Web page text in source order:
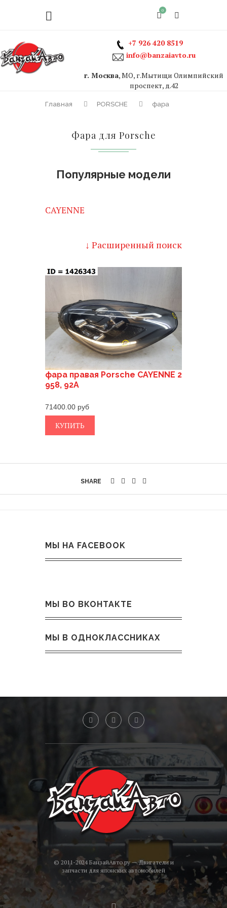
0
+7 926 420 8519
info@banzaiavto.ru
г. Москва, МО, г.Мытищи Олимпийский
проспект, д.42
Главная PORSCHE фара
Фара для Porsche
Популярные модели
CAYENNE
↓ Расширенный поиск
фара правая Porsche CAYENNE 2
958, 92A
71400.00
КУПИТЬ
SHARE
МЫ НА FACEBOOK
МЫ ВО ВКОНТАКТЕ
МЫ В ОДНОКЛАССНИКАХ
© 2011-2024 БанзайАвто.ру — Двигатели и
запчасти для японских автомобилей